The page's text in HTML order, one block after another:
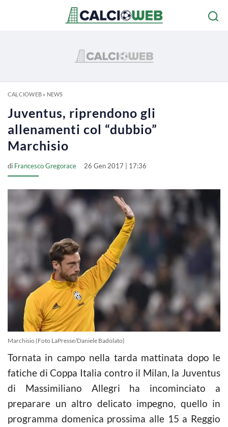
CALCIOWEB» NEWS
Juventus, riprendono gli
allenamenti col “dubbio”
Marchisio
di Francesco Gregorace 26 Gen 2017 | 17:36
Marchisio (Foto LaPresse/Daniele Badolato)
Tornata in campo nella tarda mattinata dopo le
fatiche di Coppa Italia contro il Milan, la Juventus
di Massimiliano Allegri ha incominciato a
preparare un altro delicato impegno, quello in
programma domenica prossima alle 15 a Reggio